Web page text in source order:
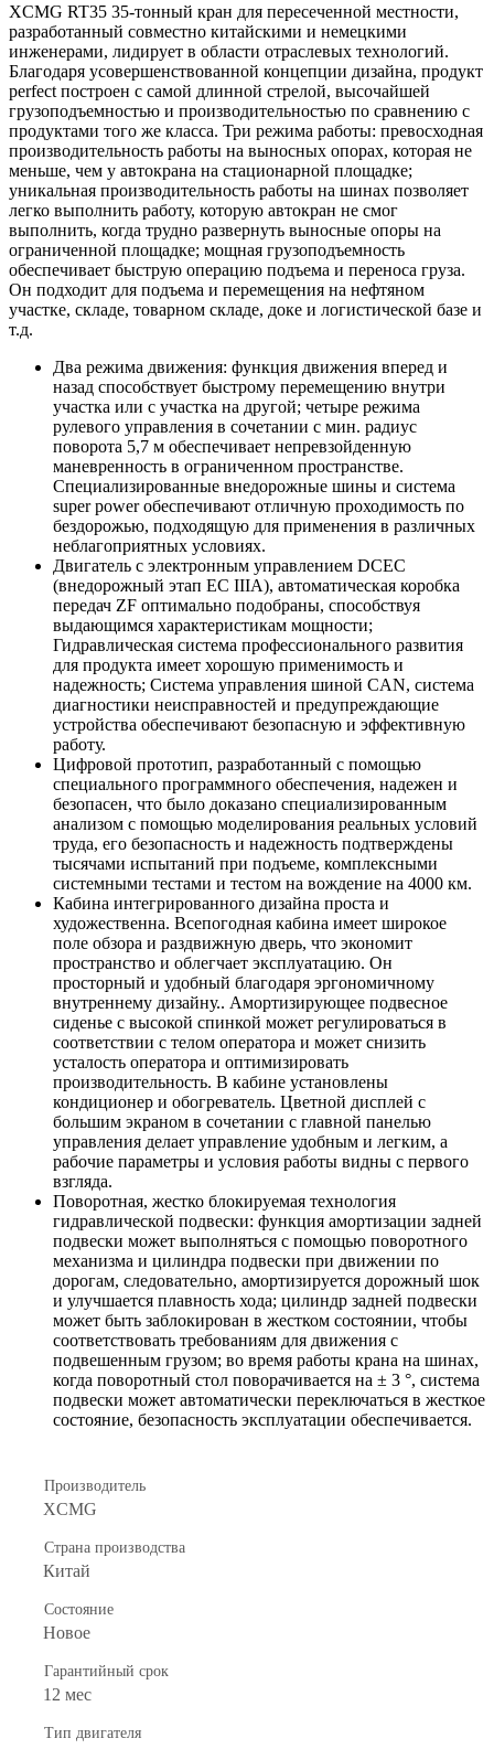
XCMG RT35 35-тонный кран для пересеченной местности,
разработанный совместно китайскими и немецкими
инженерами, лидирует в области отраслевых технологий.
Благодаря усовершенствованной концепции дизайна, продукт
perfect построен с самой длинной стрелой, высочайшей
грузоподъемностью и производительностью по сравнению с
продуктами того же класса. Три режима работы: превосходная
производительность работы на выносных опорах, которая не
меньше, чем у автокрана на стационарной площадке;
уникальная производительность работы на шинах позволяет
легко выполнить работу, которую автокран не смог
выполнить, когда трудно развернуть выносные опоры на
ограниченной площадке; мощная грузоподъемность
обеспечивает быструю операцию подъема и переноса груза.
Он подходит для подъема и перемещения на нефтяном
участке, складе, товарном складе, доке и логистической базе и
т.д.
Два режима движения: функция движения вперед и
назад способствует быстрому перемещению внутри
участка или с участка на другой; четыре режима
рулевого управления в сочетании с мин. радиус
поворота 5,7 м обеспечивает непревзойденную
маневренность в ограниченном пространстве.
Специализированные внедорожные шины и система
super power обеспечивают отличную проходимость по
бездорожью, подходящую для применения в различных
неблагоприятных условиях.
Двигатель с электронным управлением DCEC
(внедорожный этап ЕС IIIA), автоматическая коробка
передач ZF оптимально подобраны, способствуя
выдающимся характеристикам мощности;
Гидравлическая система профессионального развития
для продукта имеет хорошую применимость и
надежность; Система управления шиной CAN, система
диагностики неисправностей и предупреждающие
устройства обеспечивают безопасную и эффективную
работу.
Цифровой прототип, разработанный с помощью
специального программного обеспечения, надежен и
безопасен, что было доказано специализированным
анализом с помощью моделирования реальных условий
труда, его безопасность и надежность подтверждены
тысячами испытаний при подъеме, комплексными
системными тестами и тестом на вождение на 4000 км.
Кабина интегрированного дизайна проста и
художественна. Всепогодная кабина имеет широкое
поле обзора и раздвижную дверь, что экономит
пространство и облегчает эксплуатацию. Он
просторный и удобный благодаря эргономичному
внутреннему дизайну.. Амортизирующее подвесное
сиденье с высокой спинкой может регулироваться в
соответствии с телом оператора и может снизить
усталость оператора и оптимизировать
производительность. В кабине установлены
кондиционер и обогреватель. Цветной дисплей с
большим экраном в сочетании с главной панелью
управления делает управление удобным и легким, а
рабочие параметры и условия работы видны с первого
взгляда.
Поворотная, жестко блокируемая технология
гидравлической подвески: функция амортизации задней
подвески может выполняться с помощью поворотного
механизма и цилиндра подвески при движении по
дорогам, следовательно, амортизируется дорожный шок
и улучшается плавность хода; цилиндр задней подвески
может быть заблокирован в жестком состоянии, чтобы
соответствовать требованиям для движения с
подвешенным грузом; во время работы крана на шинах,
когда поворотный стол поворачивается на ± 3 °, система
подвески может автоматически переключаться в жесткое
состояние, безопасность эксплуатации обеспечивается.
Производитель
XCMG
Страна производства
Китай
Состояние
Новое
Гарантийный срок
12 мес
Тип двигателя